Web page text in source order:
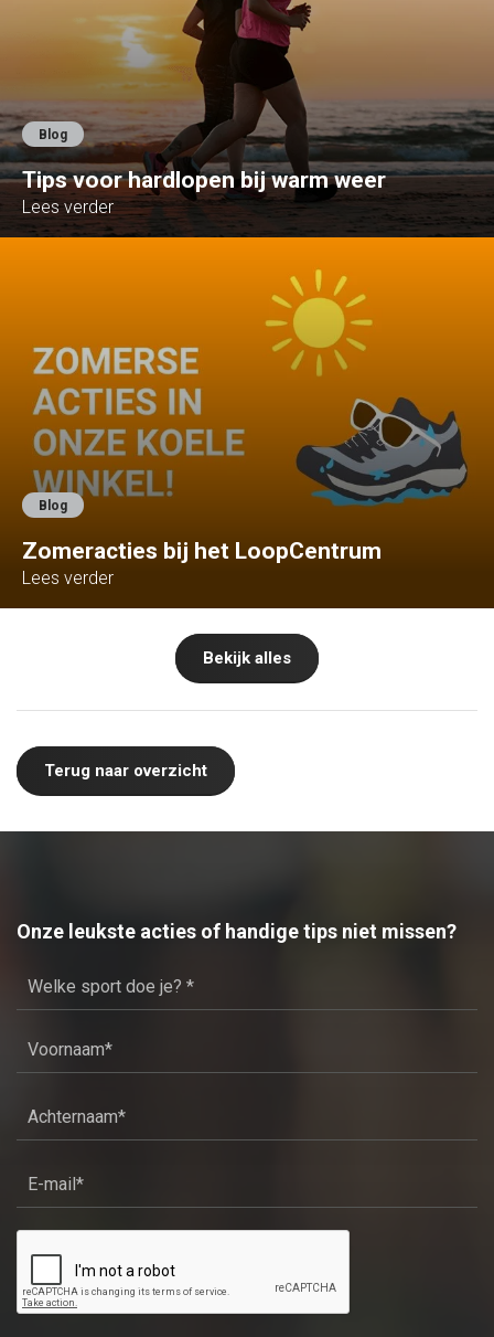
Blog
Tips voor hardlopen bij warm weer
Lees verder
Blog
Zomeracties bij het LoopCentrum
Lees verder
Bekijk alles
Terug naar overzicht
Onze leukste acties of handige tips niet missen?